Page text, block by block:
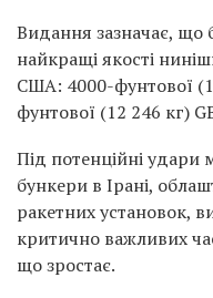
Видання зазначає, що
найкращі якості
США: 4000-фунтової
фунтової (12 246 кг)
Під потенційні удари
бункери в Ірані,
ракетних установок,
критично важливих
що зростає.